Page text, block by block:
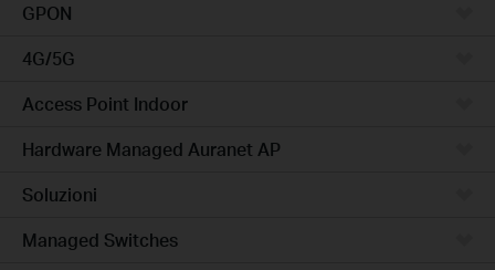
GPON
4G/5G
Access Point Indoor
Hardware Managed Auranet AP
Soluzioni
Managed Switches